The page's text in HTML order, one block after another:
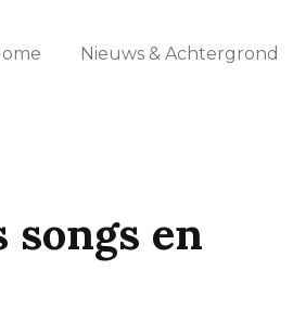
Nieuws & Achtergrond
songs en